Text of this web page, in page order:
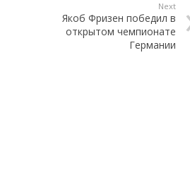
Next
Якоб Фризен победил в
открытом чемпионате
Германии